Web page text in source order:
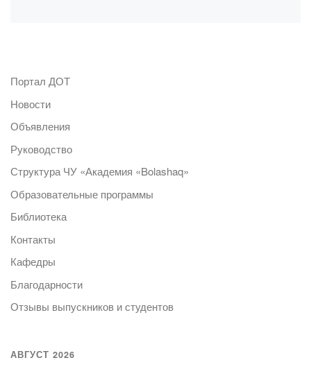
Портал ДОТ
Новости
Объявления
Руководство
Структура ЧУ «Академия «Bolashaq»
Образовательные программы
Библиотека
Контакты
Кафедры
Благодарности
Отзывы выпускников и студентов
АВГУСТ 2026